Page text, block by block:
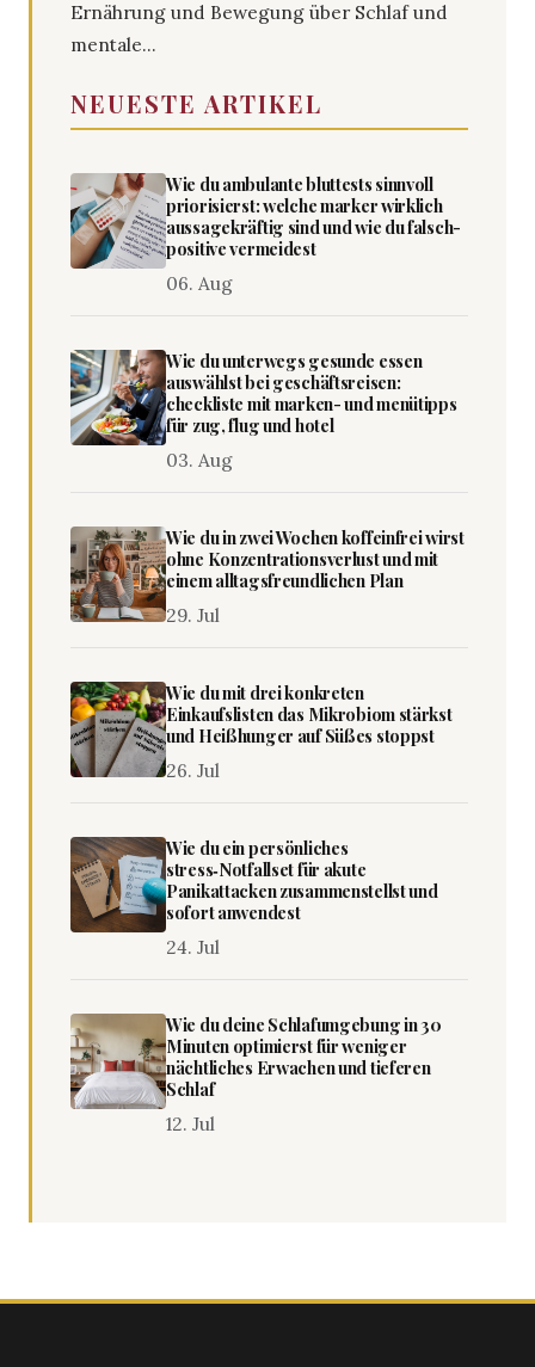
Ernährung und Bewegung über Schlaf und
mentale...
NEUESTE ARTIKEL
Wie du ambulante bluttests sinnvoll
priorisierst: welche marker wirklich
aussagekräftig sind und wie du falsch-
positive vermeidest
06. Aug
Wie du unterwegs gesunde essen
auswählst bei geschäftsreisen:
checkliste mit marken- und menütipps
für zug, flug und hotel
03. Aug
Wie du in zwei Wochen koffeinfrei wirst
ohne Konzentrationsverlust und mit
einem alltagsfreundlichen Plan
29. Jul
Wie du mit drei konkreten
Einkaufslisten das Mikrobiom stärkst
und Heißhunger auf Süßes stoppst
26. Jul
Wie du ein persönliches
stress‑Notfallset für akute
Panikattacken zusammenstellst und
sofort anwendest
24. Jul
Wie du deine Schlafumgebung in 30
Minuten optimierst für weniger
nächtliches Erwachen und tieferen
Schlaf
12. Jul